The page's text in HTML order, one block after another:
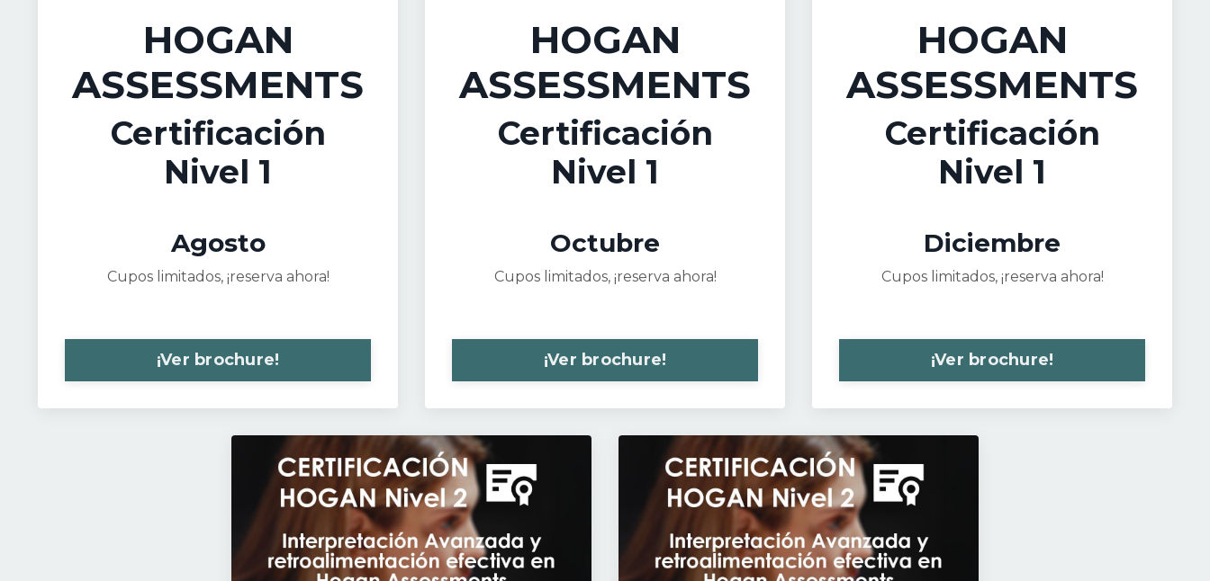
HOGAN
ASSESSMENTS
Certificación
Nivel 1
Agosto
Cupos limitados, ¡reserva ahora!
¡Ver brochure!
HOGAN
ASSESSMENTS
Certificación
Nivel 1
Octubre
Cupos limitados, ¡reserva ahora!
¡Ver brochure!
HOGAN
ASSESSMENTS
Certificación
Nivel 1
Diciembre
Cupos limitados, ¡reserva ahora!
¡Ver brochure!